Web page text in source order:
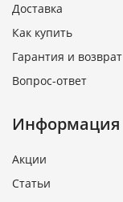
Доставка
Как купить
Гарантия и возврат
Вопрос-ответ
Информация
Акции
Статьи